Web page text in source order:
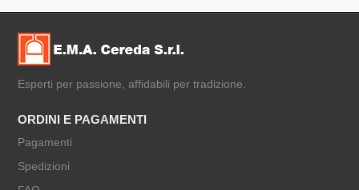
Esperti per passione, affidabili per tradizione.
ORDINI E PAGAMENTI
Pagamenti
Spedizioni